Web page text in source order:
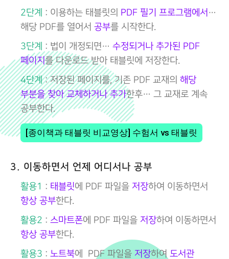
2단계
: 이용하는 태블릿의 PDF 필기 프로그램에서 …
해당 PDF를 열어서 공부를 시작한다.
3단계
: 법이 개정되면… 수정되거나 추가된 PDF
페이지를 다운로드 받아 태블릿에 저장한다.
4단계: 저장된 페이지를, 기존 PDF 교재의 해당
부분을 찾아 교체하거나 추가한후… 그 교재로 계속
공부한다.
[종이책과 태블릿 비교영상] 수험서 vs 태블릿
3. 이동하면서 언제 어디서나 공부
활용1 : 태블릿에 PDF 파일을 저장하여 이동하면서
항상 공부한다.
활용2 : 스마트폰에 PDF 파일을 저장하여 이동하면서
항상 공부한다.
활용3 : 노트북에 PDF 파일을 저장하여 도서관